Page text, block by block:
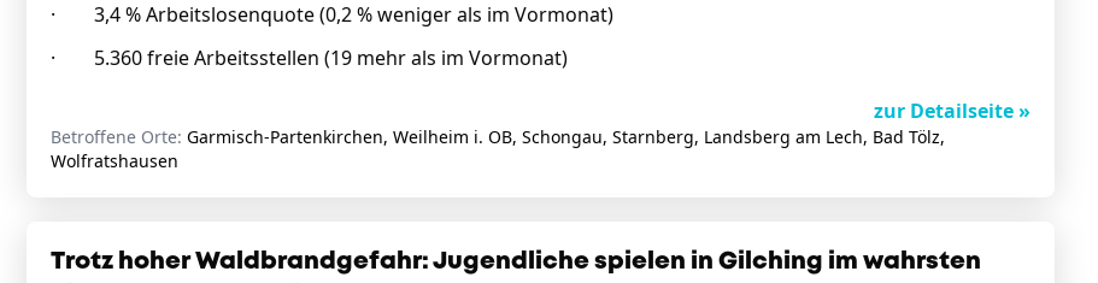
· 3,4 % Arbeitslosenquote (0,2 % weniger als im Vormonat)
· 5.360 freie Arbeitsstellen (19 mehr als im Vormonat)
zur Detailseite »
Betroffene Orte: Garmisch-Partenkirchen, Weilheim i. OB, Schongau, Starnberg, Landsberg am Lech, Bad Tölz,
Wolfratshausen
Trotz hoher Waldbrandgefahr: Jugendliche spielen in Gilching im wahrsten